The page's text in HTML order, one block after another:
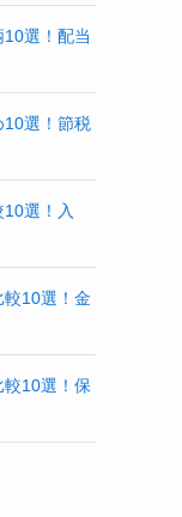
10選！配当
10選！節税
選！入
較10選！金
較10選！保